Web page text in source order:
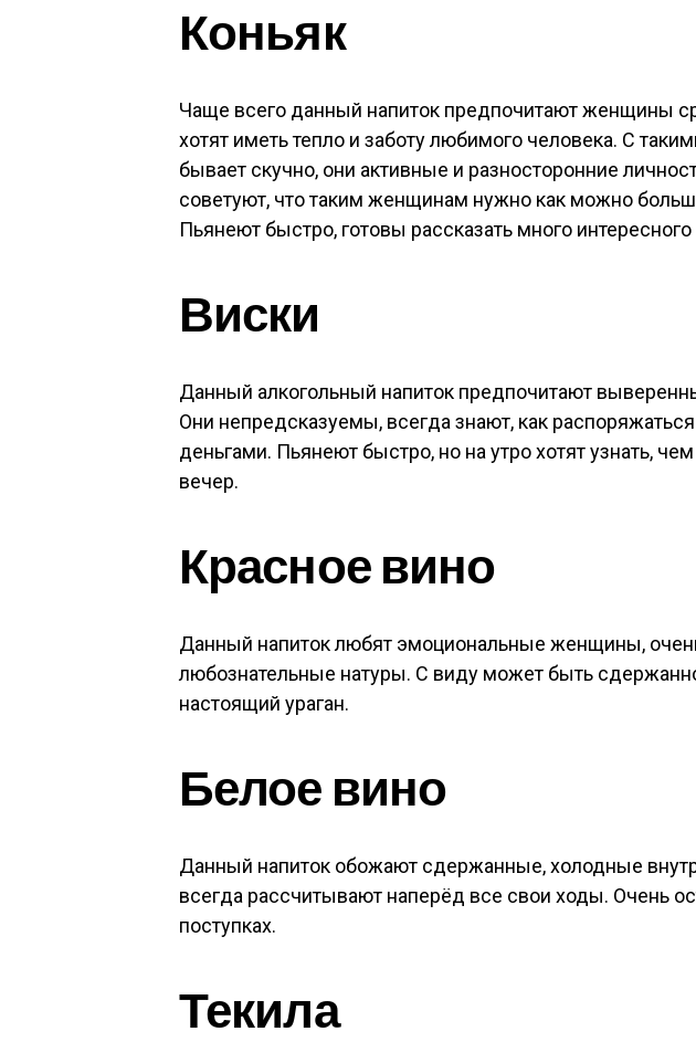
Коньяк
Чаще всего данный напиток предпочитают женщины
хотят иметь тепло и заботу любимого человека. С
бывает скучно, они активные и разносторонние
советуют, что таким женщинам нужно как можно
Пьянеют быстро, готовы рассказать много интересного
Виски
Данный алкогольный напиток предпочитают
Они непредсказуемы, всегда знают, как
деньгами. Пьянеют быстро, но на утро хотят узнать,
вечер.
Красное вино
Данный напиток любят эмоциональные женщины,
любознательные натуры. С виду может быть
настоящий ураган.
Белое вино
Данный напиток обожают сдержанные, холодные
всегда рассчитывают наперёд все свои ходы. Очень
поступках.
Текила